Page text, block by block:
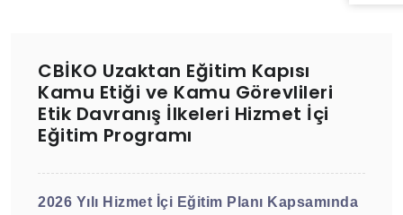
CBİKO Uzaktan Eğitim Kapısı
Kamu Etiği ve Kamu Görevlileri
Etik Davranış İlkeleri Hizmet İçi
Eğitim Programı
2026 Yılı Hizmet İçi Eğitim Planı Kapsamında